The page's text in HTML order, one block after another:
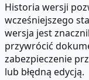
Historia wersji
wcześniejszego
wersja jest
przywrócić
zabezpieczenie
lub błędną edycją.